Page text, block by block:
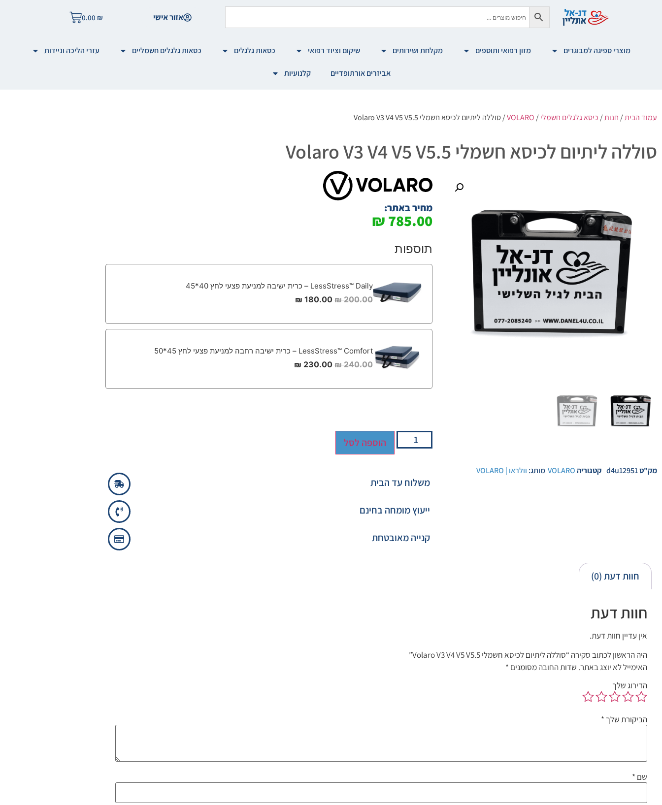
אזור אישי 0.00 ₪
מוצרי ספיגה למבוגרים מזון רפואי ותוספים מקלחת ושירותים שיקום וציוד רפואי כסאות גלגלים כסאות גלגלים חשמליים עזרי הליכה וניידות
אביזרים אורתופדיים קלנועיות
עמוד הבית/ חנות/ כיסא גלגלים חשמלי/
VOLARO/ סוללה ליתיום לכיסא חשמלי Volaro V3 V4 V5 V5.5
סוללה ליתיום לכיסא חשמלי Volaro V3 V4 V5 V5.5
מק"טd4u12951 קטגוריהVOLARO מותג: וולראו | VOLARO
מחיר באתר:
785.00
₪
תוספות
LessStress™ Daily – כרית ישיבה למניעת פצעי לחץ 40*45
200.00
₪
180.00
₪
LessStress™ Comfort – כרית ישיבה רחבה למניעת פצעי לחץ 45*50
240.00
₪
230.00
₪
הוספה לסל
משלוח עד הבית
ייעוץ מומחה בחינם
קנייה מאובטחת
חוות דעת (0)
חוות דעת
אין עדיין חוות דעת.
היה הראשון לכתוב סקירה “סוללה ליתיום לכיסא חשמלי Volaro V3 V4 V5 V5.5”
האימייל לא יוצג באתר. שדות החובה מסומנים *
הדירוג שלך
הביקורת שלך *
שם *